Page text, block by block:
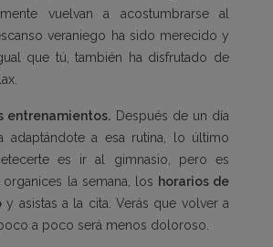
vuelvan a acostumbrarse al
veraniego ha sido merecido y
que tú, también ha disfrutado de
entrenamientos. Después de un día
adaptándote a esa rutina, lo último
es ir al gimnasio, pero es
la semana, los horarios de
y asistas a la cita. Verás que volver a
a poco será menos doloroso.